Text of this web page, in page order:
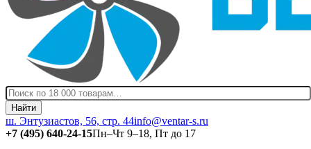
Найти
ш. Энтузиастов, 56, стр. 44info@ventar-s.ru
+7 (495) 640-24-15Пн–Чт 9–18, Пт до 17